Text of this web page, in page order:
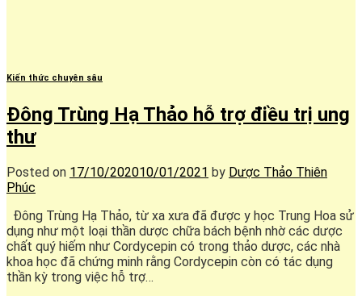
Kiến thức chuyên sâu
Đông Trùng Hạ Thảo hỗ trợ điều trị ung
thư
Posted on 17/10/202010/01/2021 by Dược Thảo Thiên
Phúc
Đông Trùng Hạ Thảo, từ xa xưa đã được y học Trung Hoa sử
dụng như một loại thần dược chữa bách bệnh nhờ các dược
chất quý hiếm như Cordycepin có trong thảo dược, các nhà
khoa học đã chứng minh rằng Cordycepin còn có tác dụng
thần kỳ trong việc hỗ trợ…